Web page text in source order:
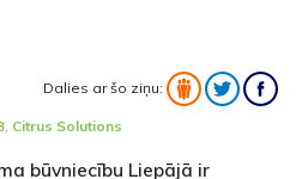
Dalies ar šo ziņu:
, Citrus Solutions
būvniecību Liepājā ir